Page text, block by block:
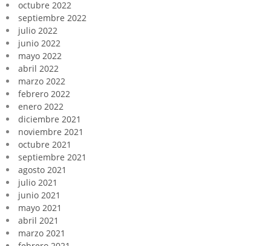
octubre 2022
septiembre 2022
julio 2022
junio 2022
mayo 2022
abril 2022
marzo 2022
febrero 2022
enero 2022
diciembre 2021
noviembre 2021
octubre 2021
septiembre 2021
agosto 2021
julio 2021
junio 2021
mayo 2021
abril 2021
marzo 2021